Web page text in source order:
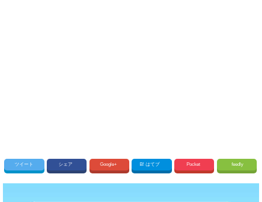
ツイート シェア Google+ B! はてブ Pocket feedly